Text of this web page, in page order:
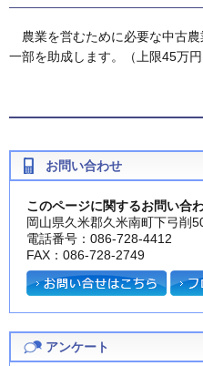
農業を営むために必要な中古
一部を助成します。（上限45万円
お問い合わせ
このページに関するお問い合
岡山県久米郡久米南町下弓削
電話番号：086-728-4412
FAX：086-728-2749
アンケート